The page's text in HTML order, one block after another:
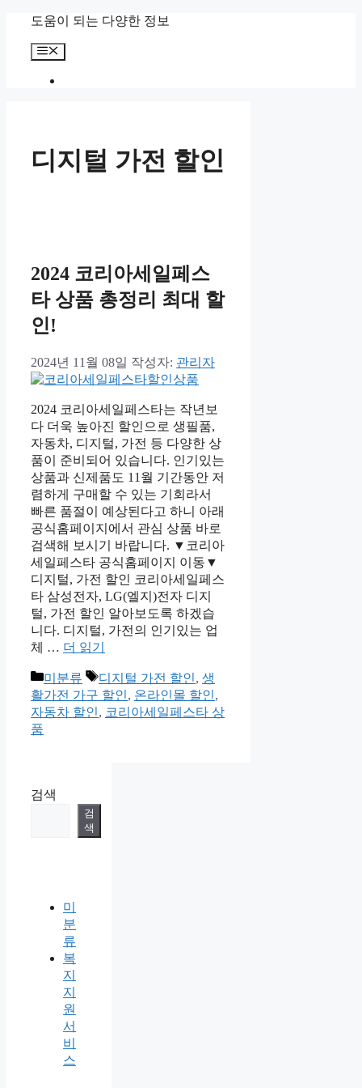
도움이 되는 다양한 정보
메
디지털 가전 할인
2024 코리아세일페스
타 상품 총정리 최대 할
인!
2024년 11월 08일 작성자: 관리자
2024 코리아세일페스타는 작년보
다 더욱 높아진 할인으로 생필품,
자동차, 디지털, 가전 등 다양한 상
품이 준비되어 있습니다. 인기있는
상품과 신제품도 11월 기간동안 저
렴하게 구매할 수 있는 기회라서
빠른 품절이 예상된다고 하니 아래
공식홈페이지에서 관심 상품 바로
검색해 보시기 바랍니다. ▼코리아
세일페스타 공식홈페이지 이동▼
디지털, 가전 할인 코리아세일페스
타 삼성전자, LG(엘지)전자 디지
털, 가전 할인 알아보도록 하겠습
니다. 디지털, 가전의 인기있는 업
체 … 더 읽기
카
테
고
미분류
태
그
디지털 가전 할인, 생
활가전 가구 할인, 온라인몰 할인,
자동차 할인, 코리아세일페스타 상
품
검색
검
색
미
분
류
복
지
지
원
서
비
스